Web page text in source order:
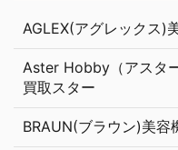
AGLEX(アグレックス)
Aster Hobby（アスタ
買取スター
BRAUN(ブラウン)美容